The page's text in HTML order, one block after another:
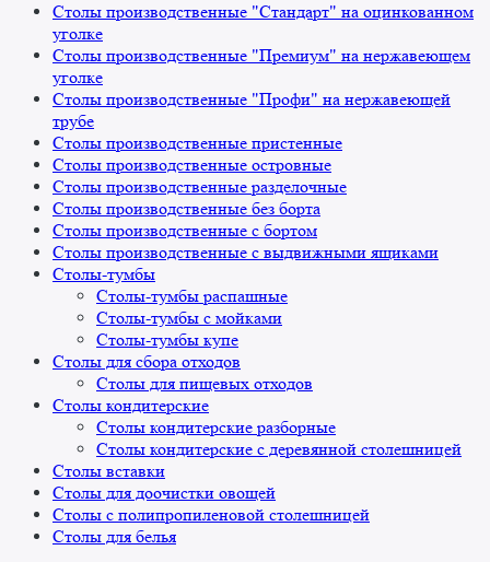
Столы производственные "Стандарт" на оцинкованном
уголке
Столы производственные "Премиум" на нержавеющем
уголке
Столы производственные "Профи" на нержавеющей
трубе
Столы производственные пристенные
Столы производственные островные
Столы производственные разделочные
Столы производственные без борта
Столы производственные с бортом
Столы производственные с выдвижными ящиками
Столы-тумбы
Столы-тумбы распашные
Столы-тумбы с мойками
Столы-тумбы купе
Столы для сбора отходов
Столы для пищевых отходов
Столы кондитерские
Столы кондитерские разборные
Столы кондитерские с деревянной столешницей
Столы вставки
Столы для доочистки овощей
Столы с полипропиленовой столешницей
Столы для белья